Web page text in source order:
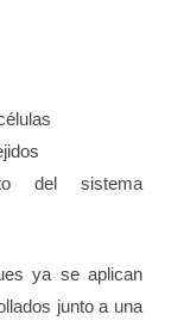
del sistema
ya se aplican
junto a una